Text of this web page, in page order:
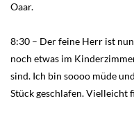
Oaar.
8:30 – Der feine Herr ist
noch etwas im
sind. Ich bin soooo müde
Stück geschlafen. Vielleicht